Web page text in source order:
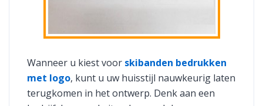
Wanneer u kiest voor skibanden bedrukken
met logo, kunt u uw huisstijl nauwkeurig laten
terugkomen in het ontwerp. Denk aan een